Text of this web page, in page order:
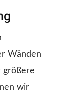
Wänden
größere
wir